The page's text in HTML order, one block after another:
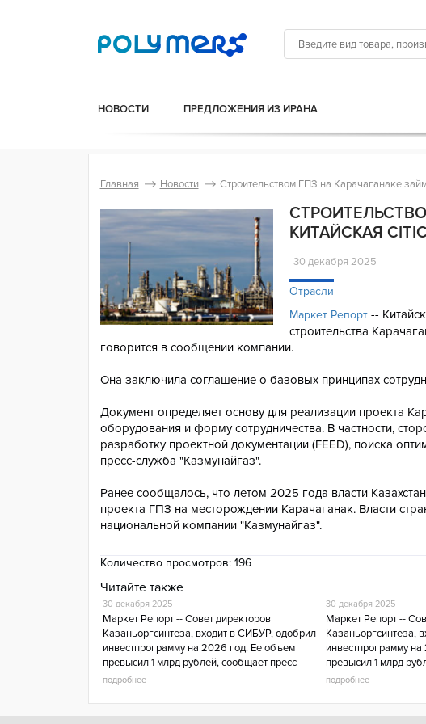
НОВОСТИ ПРЕДЛОЖЕНИЯ ИЗ ИРАНА
Главная Новости Строительством ГПЗ на Карачаганаке
КИТАЙСКАЯ CITIC
30 декабря 2025
Отрасли
Маркет Репорт--
строительства
говорится в сообщении компании.
Она заключила соглашение о базовых принципах
Документ определяет основу для реализации проекта
оборудования и форму сотрудничества. В частности,
разработку проектной документации (FEED), поиска
пресс-служба "Казмунайгаз".
Ранее сообщалось, что летом 2025 года власти
проекта ГПЗ на месторождении Карачаганак. Власти
национальной компании "Казмунайгаз".
Количество просмотров: 196
Читайте также
30 декабря 2025
Маркет Репорт -- Совет директоров
Казаньоргсинтеза, входит в СИБУР, одобрил
инвестпрограмму на 2026 год. Ее объем
превысил 1 млрд рублей, сообщает пресс-
служба Минпромторга Татарстана.Согласно
подробнее
30 декабря 2025
Маркет Репорт --
Казаньоргсинтеза,
инвестпрограмму
превысил 1 млрд
служба
подробнее